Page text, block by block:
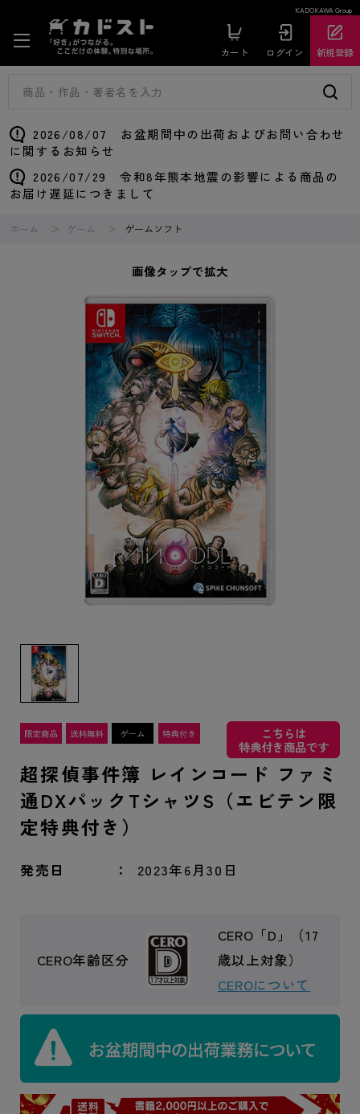
KADOKAWA Group
カート ログイン 新規登録
2026/08/07 お盆期間中の出荷およびお問い合わせ
に関するお知らせ
2026/07/29 令和8年熊本地震の影響による商品の
お届け遅延につきまして
ホーム ゲーム ゲームソフト
画像タップで拡大
こちらは
特典付き商品です
超探偵事件簿 レインコード ファミ
通DXパックTシャツS（エビテン限
定特典付き）
発売日 2023年6月30日
CERO年齢区分
CERO「D」（17
歳以上対象）
CEROについて